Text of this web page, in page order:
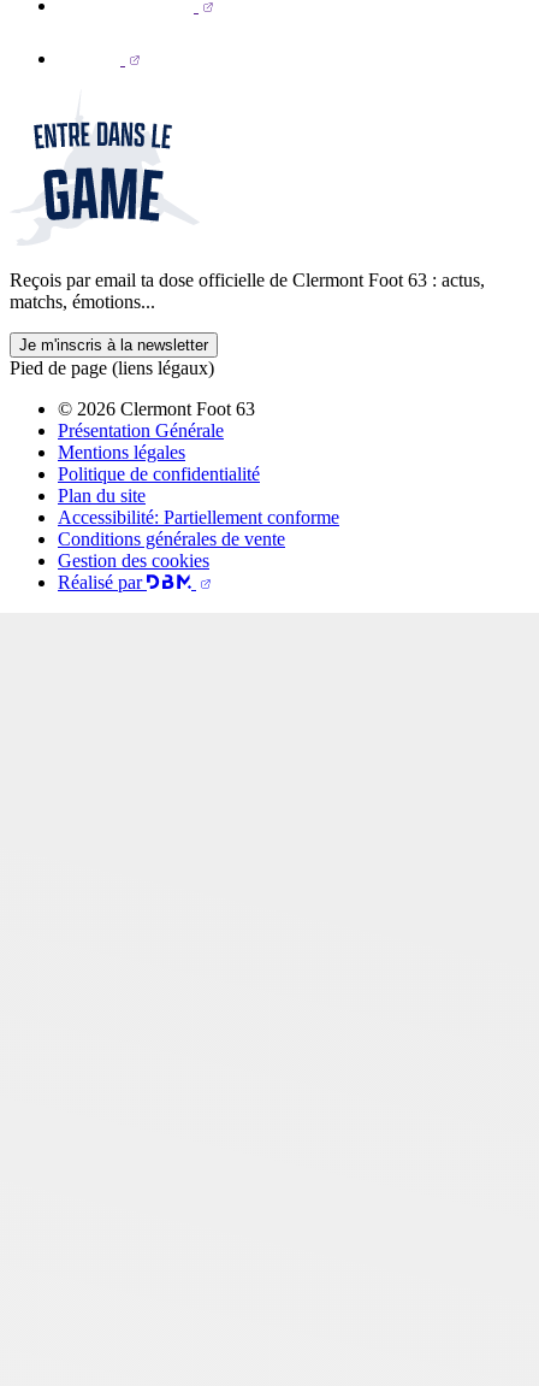
Reçois par email ta dose officielle de Clermont Foot 63 : actus,
matchs, émotions...
Je m'inscris à la newsletter
Pied de page (liens légaux)
© 2026 Clermont Foot 63
Présentation Générale
Mentions légales
Politique de confidentialité
Plan du site
Accessibilité: Partiellement conforme
Conditions générales de vente
Gestion des cookies
Réalisé par